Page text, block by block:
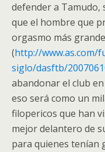
defender a Tamudo,
que el hombre que
orgasmo más
(http://
siglo/dasftb/
abandonar el club
eso será como un
filopericos que han
mejor delantero de
para quienes tenían